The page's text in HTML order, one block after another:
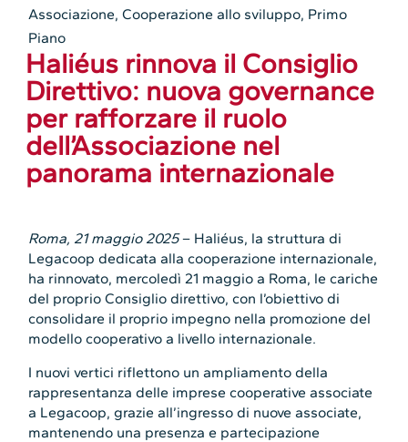
Associazione,Cooperazione allo sviluppo, Primo
Piano
Haliéus rinnova il Consiglio
Direttivo: nuova governance
per rafforzare il ruolo
dell’Associazione nel
panorama internazionale
Roma, 21 maggio 2025– Haliéus, la struttura di
Legacoop dedicata alla cooperazione internazionale,
ha rinnovato, mercoledì 21 maggio a Roma, le cariche
del proprio Consiglio direttivo, con l’obiettivo di
consolidare il proprio impegno nella promozione del
modello cooperativo a livello internazionale.
I nuovi vertici riflettono un ampliamento della
rappresentanza delle imprese cooperative associate
a Legacoop, grazie all’ingresso di nuove associate,
mantenendo una presenza e partecipazione